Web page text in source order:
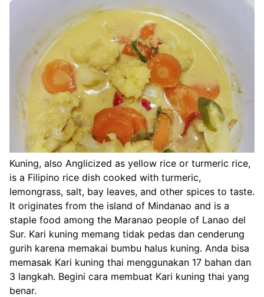
Kuning, also Anglicized as yellow rice or turmeric rice,
is a Filipino rice dish cooked with turmeric,
lemongrass, salt, bay leaves, and other spices to taste.
It originates from the island of Mindanao and is a
staple food among the Maranao people of Lanao del
Sur. Kari kuning memang tidak pedas dan cenderung
gurih karena memakai bumbu halus kuning. Anda bisa
memasak Kari kuning thai menggunakan 17 bahan dan
3 langkah. Begini cara membuat Kari kuning thai yang
benar.